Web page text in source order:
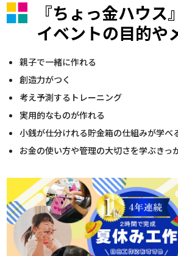
『ちょっ金ハウス
イベントの目的や
親子で一緒に作れる
創造力がつく
考え予測するトレーニング
実用的なものが作れる
小銭が仕分けれる貯金箱の仕組みが学べ
お金の使い方や管理の大切さを学ぶきっ